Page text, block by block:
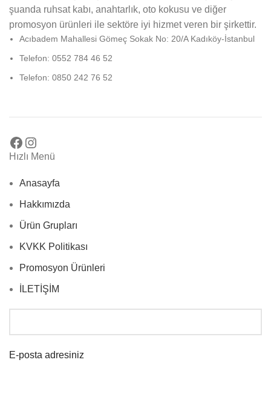
şuanda ruhsat kabı, anahtarlık, oto kokusu ve diğer
promosyon ürünleri ile sektöre iyi hizmet veren bir şirkettir.
Acıbadem Mahallesi Gömeç Sokak No: 20/A Kadıköy-İstanbul
Telefon: 0552 784 46 52
Telefon: 0850 242 76 52
Hızlı Menü
Anasayfa
Hakkımızda
Ürün Grupları
KVKK Politikası
Promosyon Ürünleri
İLETİŞİM
E-posta adresiniz